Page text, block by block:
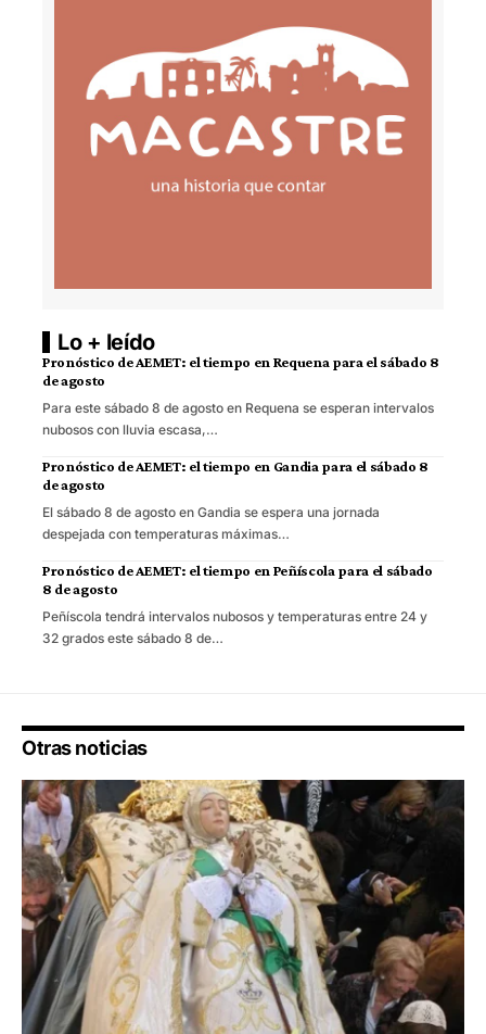
Lo + leído
Pronóstico de AEMET: el tiempo en Requena para el sábado 8
de agosto
Para este sábado 8 de agosto en Requena se esperan intervalos
nubosos con lluvia escasa,…
Pronóstico de AEMET: el tiempo en Gandia para el sábado 8
de agosto
El sábado 8 de agosto en Gandia se espera una jornada
despejada con temperaturas máximas…
Pronóstico de AEMET: el tiempo en Peñíscola para el sábado
8 de agosto
Peñíscola tendrá intervalos nubosos y temperaturas entre 24 y
32 grados este sábado 8 de…
Otras noticias